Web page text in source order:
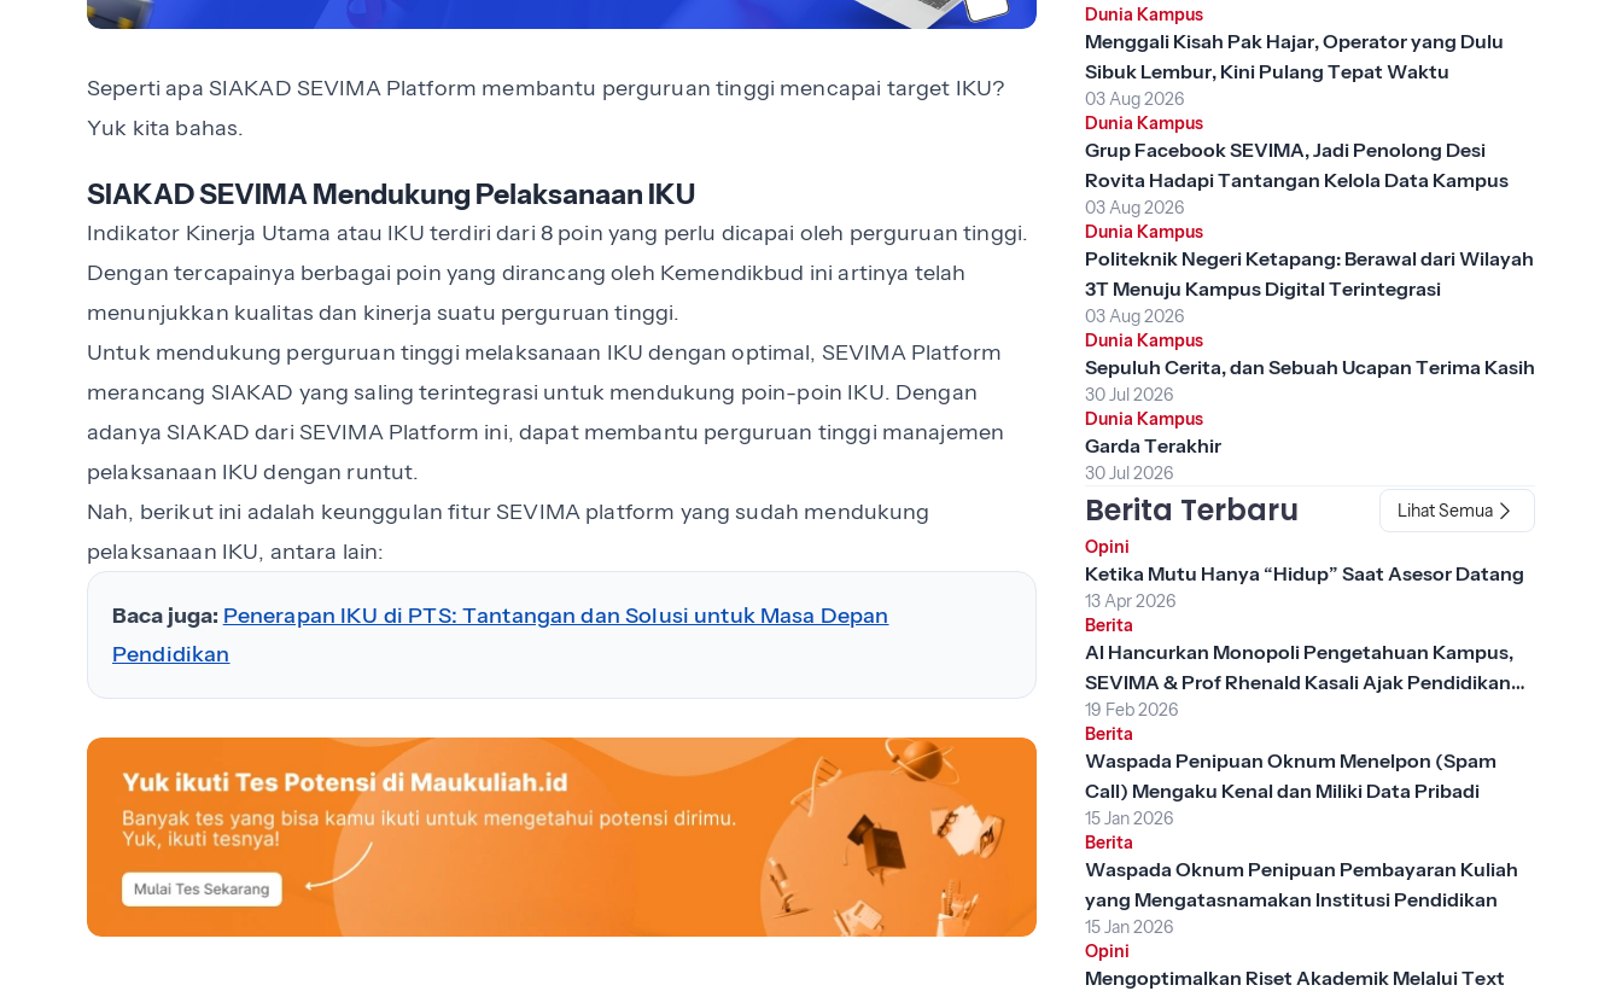
Seperti apa SIAKAD SEVIMA Platform membantu perguruan tinggi mencapai target IKU?
Yuk kita bahas.
SIAKAD SEVIMA Mendukung Pelaksanaan IKU
Indikator Kinerja Utama atau IKU terdiri dari 8 poin yang perlu dicapai oleh perguruan tinggi.
Dengan tercapainya berbagai poin yang dirancang oleh Kemendikbud ini artinya telah
menunjukkan kualitas dan kinerja suatu perguruan tinggi.
Untuk mendukung perguruan tinggi melaksanaan IKU dengan optimal, SEVIMA Platform
merancang SIAKAD yang saling terintegrasi untuk mendukung poin-poin IKU. Dengan
adanya SIAKAD dari SEVIMA Platform ini, dapat membantu perguruan tinggi manajemen
pelaksanaan IKU dengan runtut.
Nah, berikut ini adalah keunggulan fitur SEVIMA platform yang sudah mendukung
pelaksanaan IKU, antara lain:
Baca juga: Penerapan IKU di PTS: Tantangan dan Solusi untuk Masa Depan
Pendidikan
Dunia Kampus
Menggali Kisah Pak Hajar, Operator yang Dulu
Sibuk Lembur, Kini Pulang Tepat Waktu
03 Aug 2026
Dunia Kampus
Grup Facebook SEVIMA, Jadi Penolong Desi
Rovita Hadapi Tantangan Kelola Data Kampus
03 Aug 2026
Dunia Kampus
Politeknik Negeri Ketapang: Berawal dari Wilayah
3T Menuju Kampus Digital Terintegrasi
03 Aug 2026
Dunia Kampus
Sepuluh Cerita, dan Sebuah Ucapan Terima Kasih
30 Jul 2026
Dunia Kampus
Garda Terakhir
30 Jul 2026
Berita Terbaru
Lihat Semua
Opini
Ketika Mutu Hanya “Hidup” Saat Asesor Datang
13 Apr 2026
Berita
AI Hancurkan Monopoli Pengetahuan Kampus,
SEVIMA & Prof Rhenald Kasali Ajak Pendidikan
Tinggi Berubah
19 Feb 2026
Berita
Waspada Penipuan Oknum Menelpon (Spam
Call) Mengaku Kenal dan Miliki Data Pribadi
15 Jan 2026
Berita
Waspada Oknum Penipuan Pembayaran Kuliah
yang Mengatasnamakan Institusi Pendidikan
15 Jan 2026
Opini
Mengoptimalkan Riset Akademik Melalui Text